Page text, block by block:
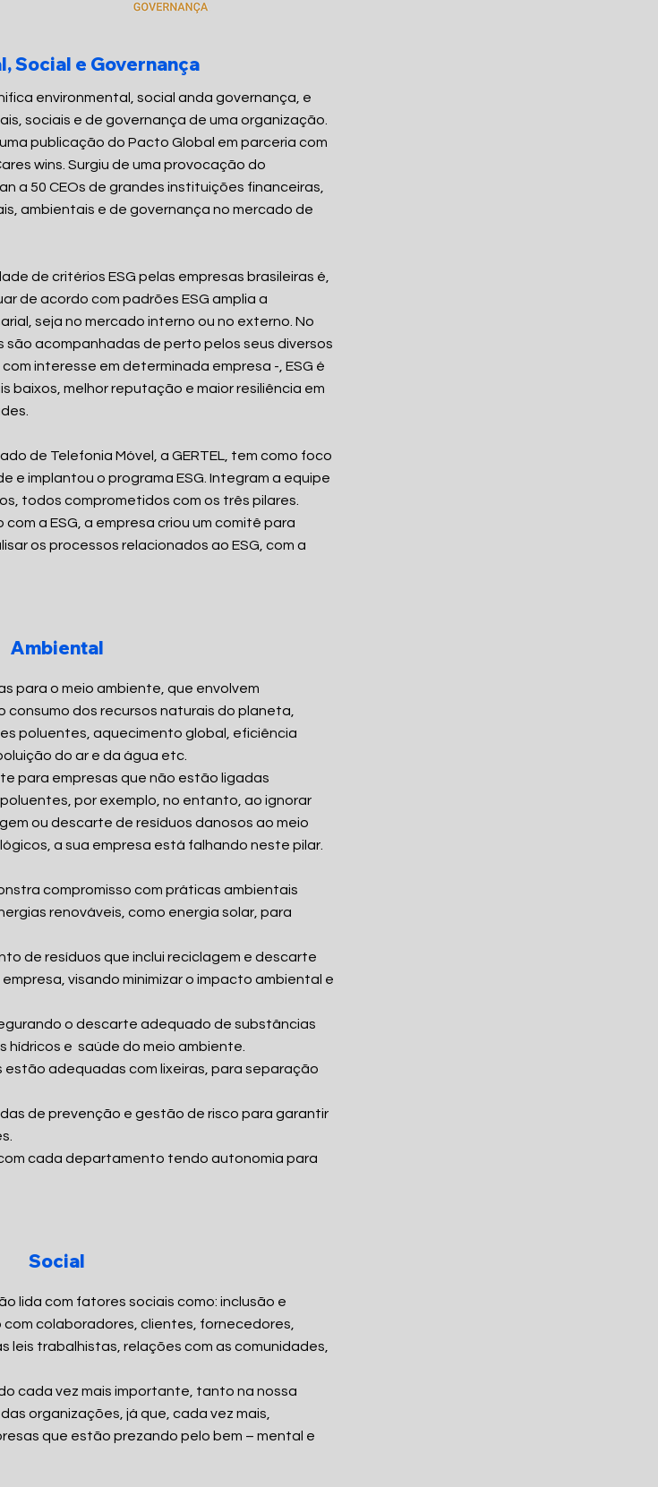
Social e Governança
environmental, social anda governança, e
sociais e de governança de uma organização.
publicação do Pacto Global em parceria com
wins. Surgiu de uma provocação do
a 50 CEOs de grandes instituições financeiras,
ambientais e de governança no mercado de
de critérios ESG pelas empresas brasileiras é,
de acordo com padrões ESG amplia a
seja no mercado interno ou no externo. No
são acompanhadas de perto pelos seus diversos
interesse em determinada empresa -, ESG é
baixos, melhor reputação e maior resiliência em
de Telefonia Móvel, a GERTEL, tem como foco
e implantou o programa ESG. Integram a equipe
todos comprometidos com os três pilares.
a ESG, a empresa criou um comitê para
os processos relacionados ao ESG, com a
Ambiental
para o meio ambiente, que envolvem
dos recursos naturais do planeta,
poluentes, aquecimento global, eficiência
do ar e da água etc.
empresas que não estão ligadas
por exemplo, no entanto, ao ignorar
ou descarte de resíduos danosos ao meio
a sua empresa está falhando neste pilar.
compromisso com práticas ambientais
renováveis, como energia solar, para
de resíduos que inclui reciclagem e descarte
visando minimizar o impacto ambiental e
o descarte adequado de substâncias
hídricos e saúde do meio ambiente.
adequadas com lixeiras, para separação
de prevenção e gestão de risco para garantir
cada departamento tendo autonomia para
Social
lida com fatores sociais como: inclusão e
colaboradores, clientes, fornecedores,
leis trabalhistas, relações com as comunidades,
cada vez mais importante, tanto na nossa
organizações, já que, cada vez mais,
que estão prezando pelo bem – mental e